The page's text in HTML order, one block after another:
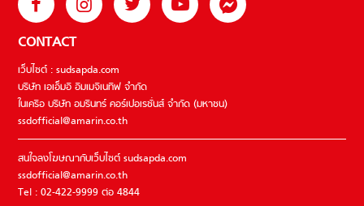
CONTACT
เว็บไซต์ : sudsapda.com
บริษัท เอเอ็มอี อิมเมจิเนทีฟ จำกัด
ในเครือ บริษัท อมรินทร์ คอร์เปอเรชั่นส์ จำกัด (มหาชน)
ssdofficial@amarin.co.th
สนใจลงโฆษณากับเว็บไซต์ sudsapda.com
ssdofficial@amarin.co.th
Tel : 02-422-9999 ต่อ 4844